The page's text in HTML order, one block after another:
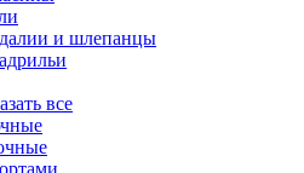
и шлепанцы
все